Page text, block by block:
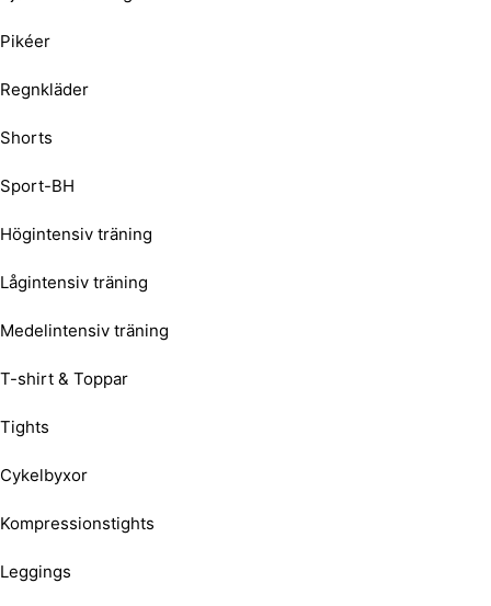
Pikéer
Regnkläder
Shorts
Sport-BH
Högintensiv träning
Lågintensiv träning
Medelintensiv träning
T-shirt & Toppar
Tights
Cykelbyxor
Kompressionstights
Leggings